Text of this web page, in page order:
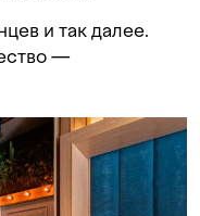
и так далее.
—